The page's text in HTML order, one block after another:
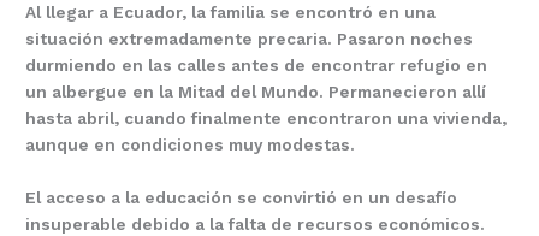
Al llegar a Ecuador, la familia se encontró en una
situación extremadamente precaria. Pasaron noches
durmiendo en las calles antes de encontrar refugio en
un albergue en la Mitad del Mundo. Permanecieron allí
hasta abril, cuando finalmente encontraron una vivienda,
aunque en condiciones muy modestas.
El acceso a la educación se convirtió en un desafío
insuperable debido a la falta de recursos económicos.